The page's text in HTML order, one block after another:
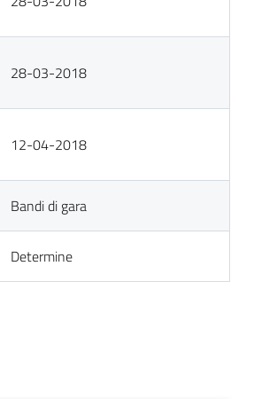
28-03-2018
12-04-2018
Bandi di gara
Determine